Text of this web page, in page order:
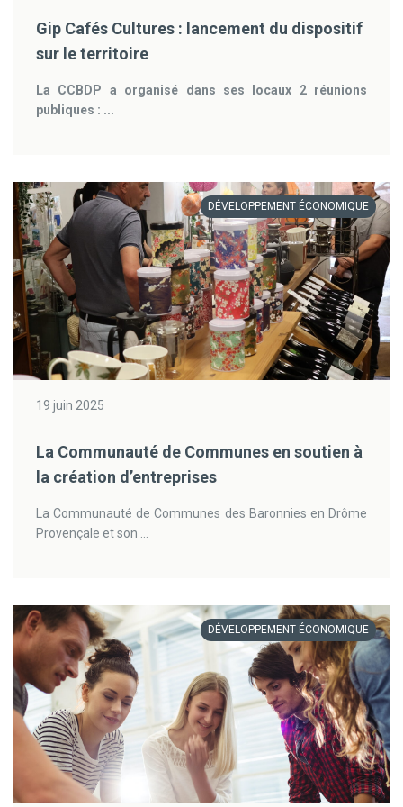
Gip Cafés Cultures : lancement du dispositif
sur le territoire
La CCBDP a organisé dans ses locaux 2 réunions
publiques : ...
DÉVELOPPEMENT ÉCONOMIQUE
19 juin 2025
La Communauté de Communes en soutien à
la création d’entreprises
La Communauté de Communes des Baronnies en Drôme
Provençale et son ...
DÉVELOPPEMENT ÉCONOMIQUE